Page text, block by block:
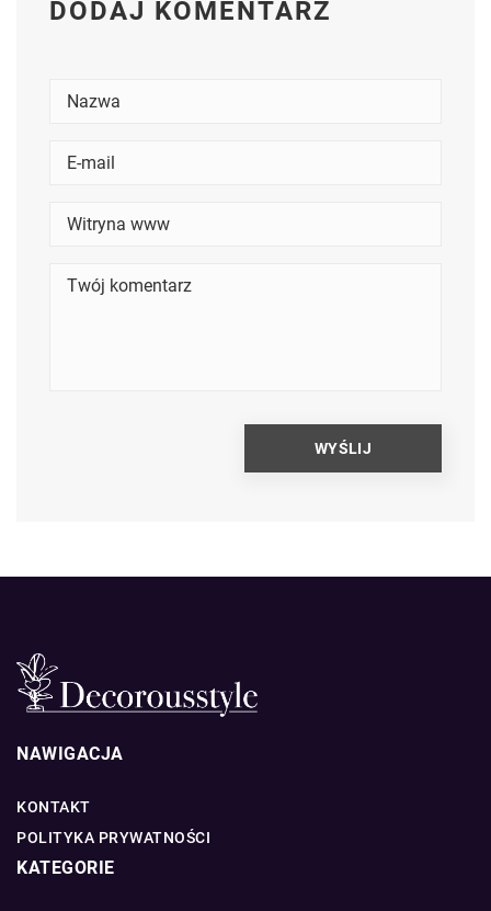
DODAJ KOMENTARZ
NAWIGACJA
KONTAKT
POLITYKA PRYWATNOŚCI
KATEGORIE